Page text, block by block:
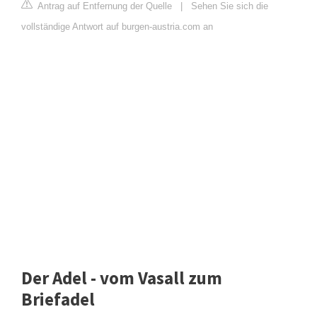
Antrag auf Entfernung der Quelle
Sehen Sie sich die
vollständige Antwort auf burgen-austria.com an
Der Adel - vom Vasall zum
Briefadel